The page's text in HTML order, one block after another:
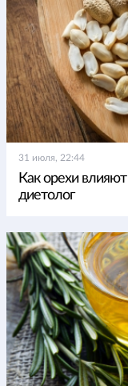
31 июля, 22:44
Как орехи
диетолог